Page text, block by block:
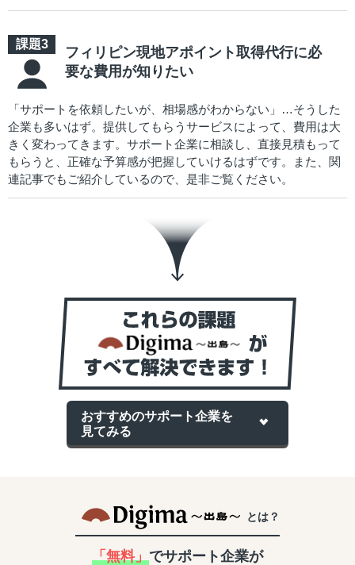
フィリピン現地アポイント取得代行に必
要な費用が知りたい
「サポートを依頼したいが、相場感がわからない」…そうした
企業も多いはず。提供してもらうサービスによって、費用は大
きく変わってきます。サポート企業に相談し、直接見積もって
もらうと、正確な予算感が把握していけるはずです。また、関
連記事でもご紹介しているので、是非ご覧ください。
おすすめのサポート企業を
見てみる
とは？
「無料」 でサポート企業が